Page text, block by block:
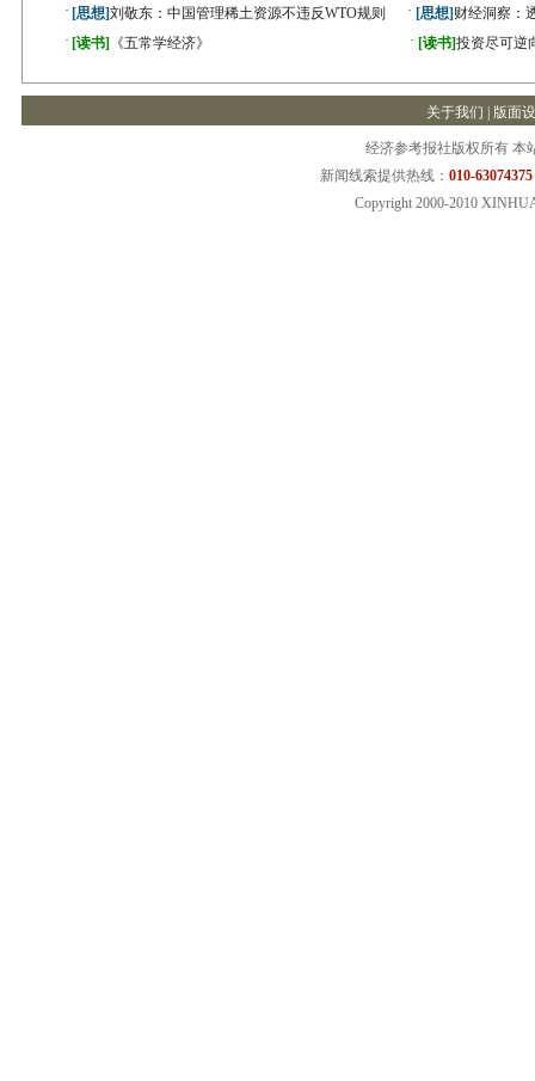
· [思想]刘敬东：中国管理稀土资源不违反WTO规则 · [思想] 财经洞察：
· [读书] 《五常学经济》 · [读书]投资尽可逆
关于我们 | 版面
经济参考报社版权所有 本
新闻线索提供热线： 010-
Copyright 2000-2010